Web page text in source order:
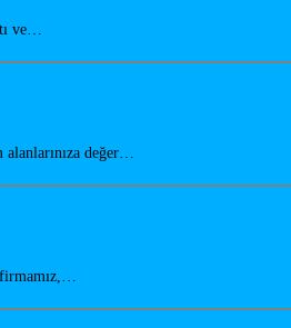
ve…
değer…
firmamız,…